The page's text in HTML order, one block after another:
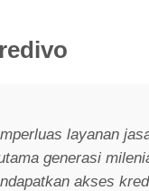
layanan
generasi
akses